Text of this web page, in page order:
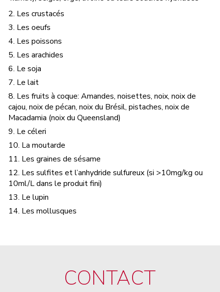
2. Les crustacés
3. Les oeufs
4. Les poissons
5. Les arachides
6. Le soja
7. Le lait
8. Les fruits à coque: Amandes, noisettes, noix, noix de
cajou, noix de pécan, noix du Brésil, pistaches, noix de
Macadamia (noix du Queensland)
9. Le céleri
10. La moutarde
11. Les graines de sésame
12. Les sulfites et l’anhydride sulfureux (si >10mg/kg ou
10ml/L dans le produit fini)
13. Le lupin
14. Les mollusques
CONTACT